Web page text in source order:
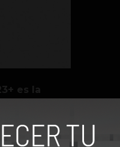
es la
S23+